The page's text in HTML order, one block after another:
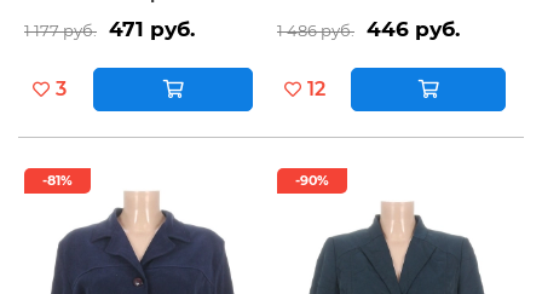
1 177 руб. 471 руб.
3
1 486 руб. 446 руб.
12
-81% -90%